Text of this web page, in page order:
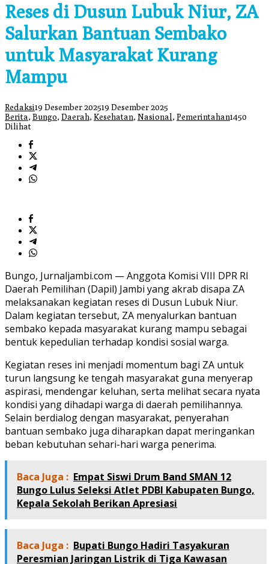
Reses di Dusun Lubuk Niur, ZA
Salurkan Bantuan Sembako
untuk Masyarakat Kurang
Mampu
Redaksi19 Desember 202519 Desember 2025
Berita, Bungo, Daerah, Kesehatan, Nasional , Pemerintahan1450
Dilihat
Bungo, Jurnaljambi.com — Anggota Komisi VIII DPR RI
Daerah Pemilihan (Dapil) Jambi yang akrab disapa ZA
melaksanakan kegiatan reses di Dusun Lubuk Niur.
Dalam kegiatan tersebut, ZA menyalurkan bantuan
sembako kepada masyarakat kurang mampu sebagai
bentuk kepedulian terhadap kondisi sosial warga.
Kegiatan reses ini menjadi momentum bagi ZA untuk
turun langsung ke tengah masyarakat guna menyerap
aspirasi, mendengar keluhan, serta melihat secara nyata
kondisi yang dihadapi warga di daerah pemilihannya.
Selain berdialog dengan masyarakat, penyerahan
bantuan sembako juga diharapkan dapat meringankan
beban kebutuhan sehari-hari warga penerima.
Baca Juga : Empat Siswi Drum Band SMAN 12
Bungo Lulus Seleksi Atlet PDBI Kabupaten Bungo,
Kepala Sekolah Berikan Apresiasi
Baca Juga : Bupati Bungo Hadiri Tasyakuran
Peresmian Jaringan Listrik di Tiga Kawasan